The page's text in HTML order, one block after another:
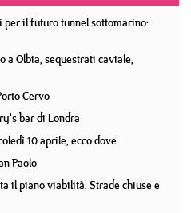
il futuro tunnel sottomarino:
a Olbia, sequestrati caviale,
Cervo
bar di Londra
10 aprile, ecco dove
Paolo
il piano viabilità. Strade chiuse e